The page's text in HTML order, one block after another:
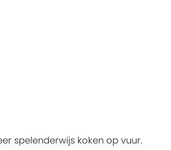
spelenderwijs koken op vuur.